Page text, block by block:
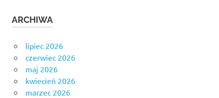
ARCHIWA
lipiec 2026
czerwiec 2026
maj 2026
kwiecień 2026
marzec 2026